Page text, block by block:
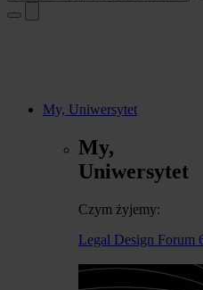
My, Uniwersytet
My,
Uniwersytet
Czym żyjemy:
Legal Design Forum